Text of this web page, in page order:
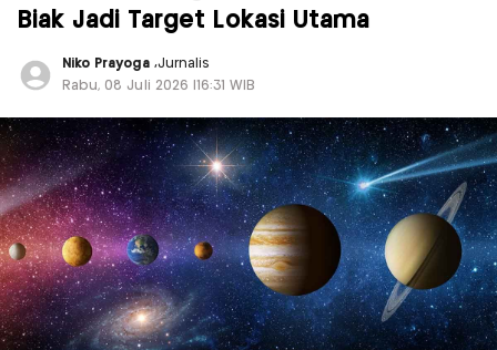
Biak Jadi Target Lokasi Utama
Niko Prayoga ,Jurnalis
Rabu, 08 Juli 2026 |16:31 WIB